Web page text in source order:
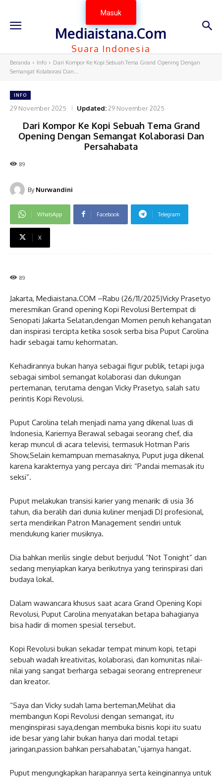
Masuk
Mediaistana.Com
Suara Indonesia
Beranda Info
Dari Kompor Ke Kopi Sebuah Tema Grand Opening Dengan
Semangat Kolaborasi Dan...
INFO
29 November 2025 Updated:29 November 2025
Dari Kompor Ke Kopi Sebuah Tema Grand
Opening Dengan Semangat Kolaborasi Dan
Persahabata
89
By Nurwandini
WhatsApp Facebook Telegram
X
89
Jakarta, Mediaistana.COM –Rabu (26/11/2025)Vicky Prasetyo
meresmikan Grand opening Kopi Revolusi Bertempat di
Senopati Jakarta Selatan,dengan Momen penuh kehangatan
dan inspirasi tercipta ketika sosok serba bisa Puput Carolina
hadir sebagai tamu kehormatan.
Kehadirannya bukan hanya sebagai figur publik, tetapi juga
sebagai simbol semangat kolaborasi dan dukungan
pertemanan, terutama dengan Vicky Prasetyo, salah satu
perintis Kopi Revolusi.
Puput Carolina telah menjadi nama yang dikenal luas di
Indonesia, Kariernya Berawal sebagai seorang chef, dia
kerap muncul di acara televisi, termasuk Hotman Paris
Show,Selain kemampuan memasaknya, Puput juga dikenal
karena karakternya yang percaya diri: “Pandai memasak itu
seksi”.
Puput melakukan transisi karier yang menarik: di usia 36
tahun, dia beralih dari dunia kuliner menjadi DJ profesional,
serta mendirikan Patron Management sendiri untuk
mendukung karier musiknya.
Dia bahkan merilis single debut berjudul “Not Tonight” dan
sedang menyiapkan karya berikutnya yang terinspirasi dari
budaya lokal.
Dalam wawancara khusus saat acara Grand Opening Kopi
Revolusi, Puput Carolina menyatakan betapa bahagianya
bisa hadir di momen spesial tersebut.
Kopi Revolusi bukan sekadar tempat minum kopi, tetapi
sebuah wadah kreativitas, kolaborasi, dan komunitas nilai-
nilai yang sangat berharga sebagai seorang entrepreneur
dan kreator.
“Saya dan Vicky sudah lama berteman,Melihat dia
membangun Kopi Revolusi dengan semangat, itu
menginspirasi saya,dengan membuka bisnis kopi itu suatu
ide besar yang lahir bukan hanya dari modal tetapi
jaringan,passion bahkan persahabatan,”ujarnya hangat.
Puput mengungkapkan harapannya serta keinginannya untuk